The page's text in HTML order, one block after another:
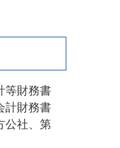
等財務書
計財務書
公社、第